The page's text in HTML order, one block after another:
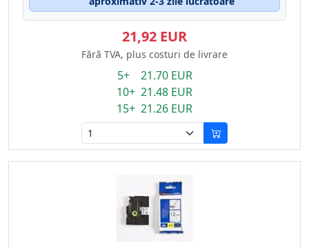
21,92 EUR
Fără TVA, plus costuri de livrare
5+ 21.70 EUR
10+ 21.48 EUR
15+ 21.26 EUR